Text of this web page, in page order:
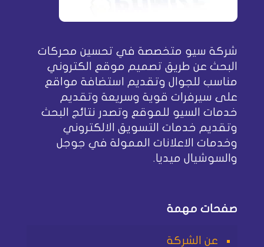
شركة سيو متخصصة في تحسين محركات
البحث عن طريق تصميم موقع الكتروني
مناسب للجوال وتقديم استضافة مواقع
على سيرفرات قوية وسريعة وتقديم
خدمات السيو للموقع وتصدر نتائج البحث
وتقديم خدمات التسويق الالكتروني
وخدمات الاعلانات الممولة في جوجل
والسوشيال ميديا.
صفحات مهمة
عن الشركة